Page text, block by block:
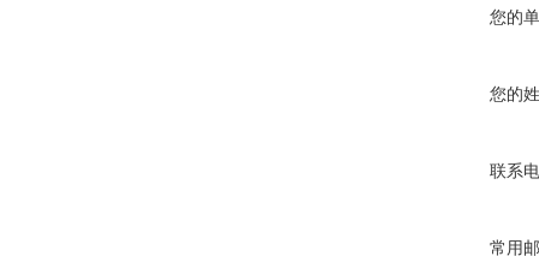
您的
您的
联系
常用